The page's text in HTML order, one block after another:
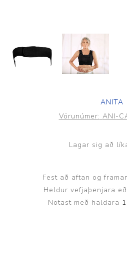
ANITA
Vörunúmer: ANI-
Lagar sig að
Fest að aftan og
Heldur vefjaþenjara
Notast með haldara